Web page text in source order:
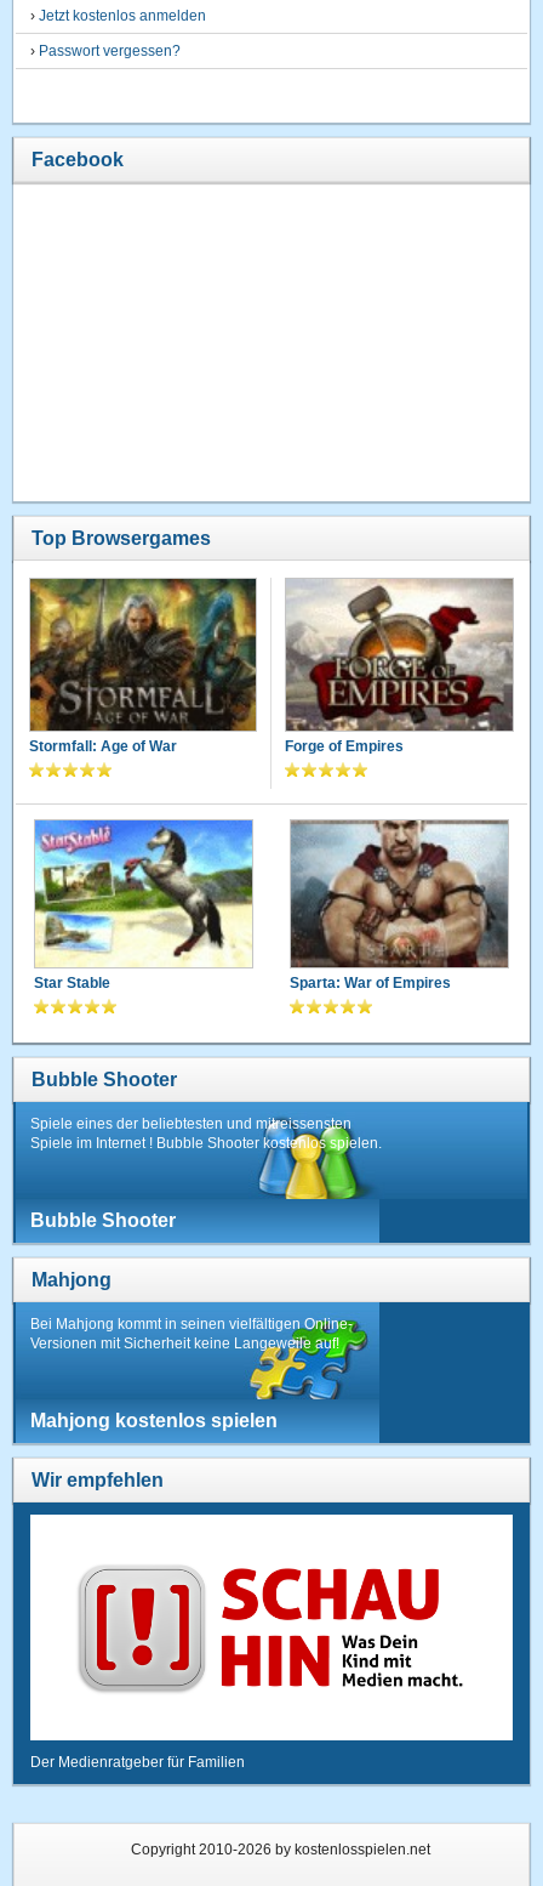
›Jetzt kostenlos anmelden
› Passwort vergessen?
Facebook
Top Browsergames
Stormfall: Age of War Forge of Empires
Star Stable Sparta: War of Empires
Bubble Shooter
Spiele eines der beliebtesten und mitreissensten
Spiele im Internet ! Bubble Shooter kostenlos spielen.
Bubble Shooter
Mahjong
Bei Mahjong kommt in seinen vielfältigen Online-
Versionen mit Sicherheit keine Langeweile auf!
Mahjong kostenlos spielen
Wir empfehlen
Der Medienratgeber für Familien
Copyright 2010-2026 by kostenlosspielen.net